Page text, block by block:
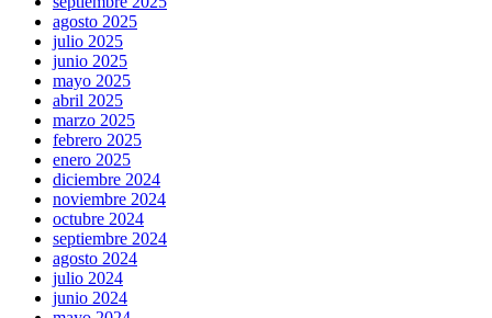
agosto 2025
julio 2025
junio 2025
mayo 2025
abril 2025
marzo 2025
febrero 2025
enero 2025
diciembre 2024
noviembre 2024
octubre 2024
septiembre 2024
agosto 2024
julio 2024
junio 2024